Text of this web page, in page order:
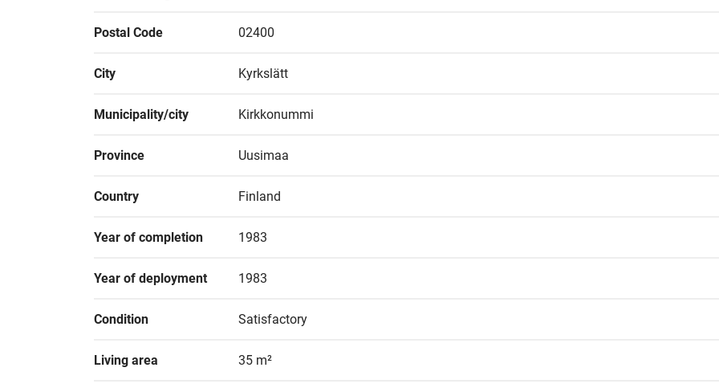
Postal Code 02400
City Kyrkslätt
Municipality/city Kirkkonummi
Province Uusimaa
Country Finland
Year of completion 1983
Year of deployment 1983
Condition Satisfactory
Living area 35 m²